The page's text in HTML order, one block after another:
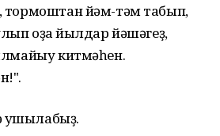
йәм-тәм табып,
оҙаҡ йылдар йәшәгеҙ,
китмәһен.
ҡушылабыҙ.